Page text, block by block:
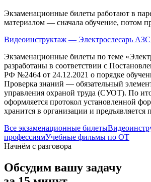
Экзаменационные билеты работают в
материалом — сначала обучение, потом
Видеоинструктаж — Электрослесарь АЗС
Экзаменационные билеты по теме «
разработаны в соответствии с
РФ №2464 от 24.12.2021 о порядке
Проверка знаний — обязательный
управления охраной труда (СУОТ). По
оформляется протокол установленной
хранится в организации и
Все экзаменационные билеты
профессиямУчебные фильмы по ОТ
Начнём с разговора
Обсудим вашу задачу